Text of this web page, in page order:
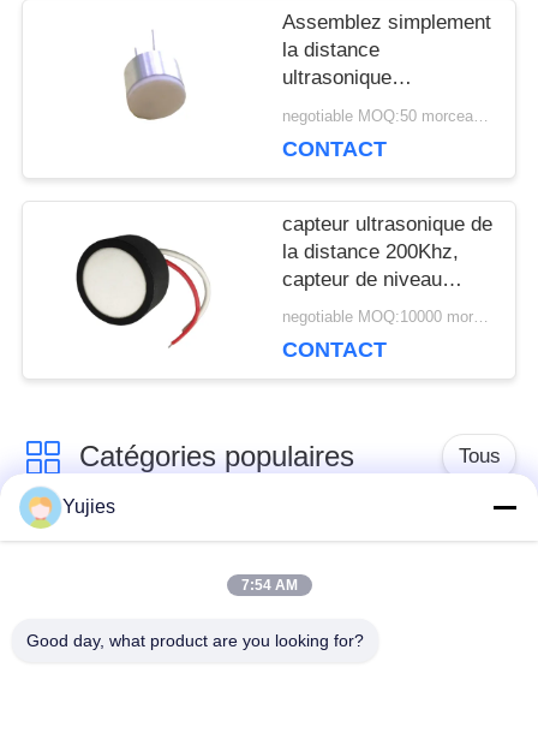
POLICY
Assemblez simplement
la distance
ultrasonique
Capsulation extérieur
capteur
negotiable MOQ:50 morceaux/morceaux
CONTACT
capteur ultrasonique de
la distance 200Khz,
capteur de niveau
ultrasonique de
negotiable MOQ:10000 morceaux (100 sorts)
CONTACT
Catégories populaires Tous
Transducteur
Transducteur
ultrasonique médical
transducteur de
Yujies
7:54 AM
Good day, what product are you looking for?